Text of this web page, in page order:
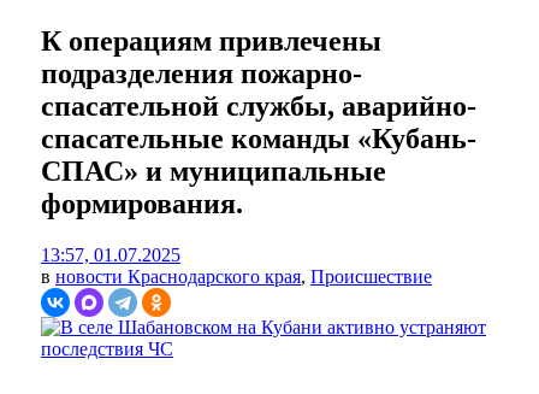
К операциям привлечены
подразделения пожарно-
спасательной службы, аварийно-
спасательные команды «Кубань-
СПАС» и муниципальные
формирования.
13:57, 01.07.2025
в новости Краснодарского края, Происшествие